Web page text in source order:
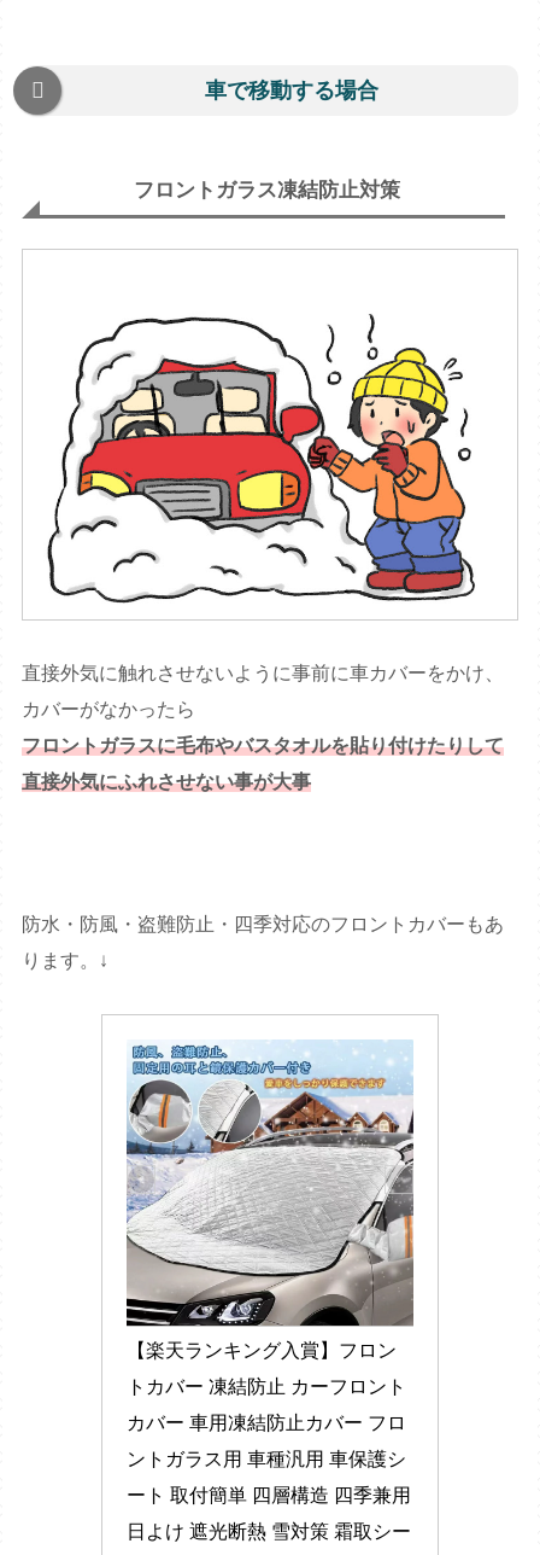
車で移動する場合
フロントガラス凍結防止対策
直接外気に触れさせないように事前に車カバーをかけ、
カバーがなかったら
フロントガラスに毛布やバスタオルを貼り付けたりして
直接外気にふれさせない事が大事
防水・防風・盗難防止・四季対応のフロントカバーもあ
ります。↓
【楽天ランキング入賞】フロン
トカバー 凍結防止 カーフロント
カバー 車用凍結防止カバー フロ
ントガラス用 車種汎用 車保護シ
ート 取付簡単 四層構造 四季兼用
日よけ 遮光断熱 雪対策 霜取シー